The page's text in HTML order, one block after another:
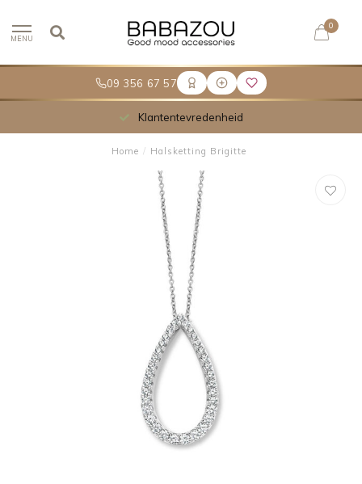
09 356 67 57
MENU
0
Klantentevredenheid
Home / Halsketting Brigitte